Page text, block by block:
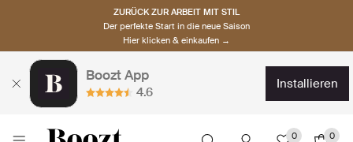
ZURÜCK ZUR ARBEIT MIT STIL
Der perfekte Start in die neue Saison
Hier klicken & einkaufen →
Boozt App
4.6
installieren
0 0